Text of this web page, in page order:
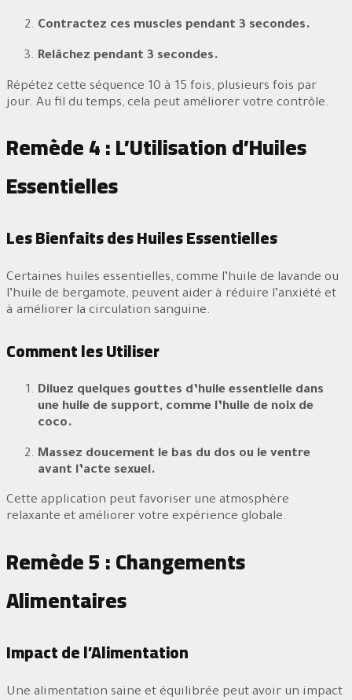
Contractez ces muscles pendant 3 secondes.
Relâchez pendant 3 secondes.
Répétez cette séquence 10 à 15 fois, plusieurs fois par
jour. Au fil du temps, cela peut améliorer votre contrôle.
Remède 4 : L’Utilisation d’Huiles
Essentielles
Les Bienfaits des Huiles Essentielles
Certaines huiles essentielles, comme l’huile de lavande ou
l’huile de bergamote, peuvent aider à réduire l’anxiété et
à améliorer la circulation sanguine.
Comment les Utiliser
Diluez quelques gouttes d’huile essentielle dans
une huile de support, comme l’huile de noix de
coco.
Massez doucement le bas du dos ou le ventre
avant l’acte sexuel.
Cette application peut favoriser une atmosphère
relaxante et améliorer votre expérience globale.
Remède 5 : Changements
Alimentaires
Impact de l’Alimentation
Une alimentation saine et équilibrée peut avoir un impact